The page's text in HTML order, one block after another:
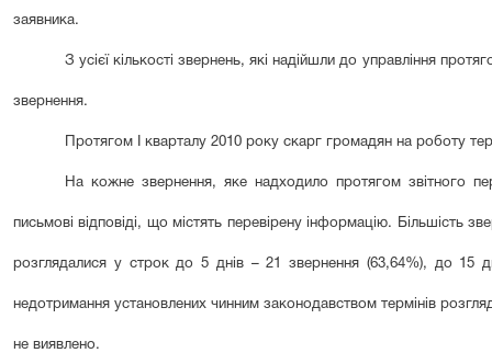
заявника.
З усієї кількості звернень, які надійшли до управління
звернення.
Протягом І кварталу 2010 рокускарг громадян на роботу
На кожне звернення, яке надходило протягом звітного
письмові відповіді, що містять перевірену інформацію. Більшість
розглядалися у строк до 5 днів – 21 звернення (63,64%), до 15
недотримання установлених чинним законодавством термінів
не виявлено.